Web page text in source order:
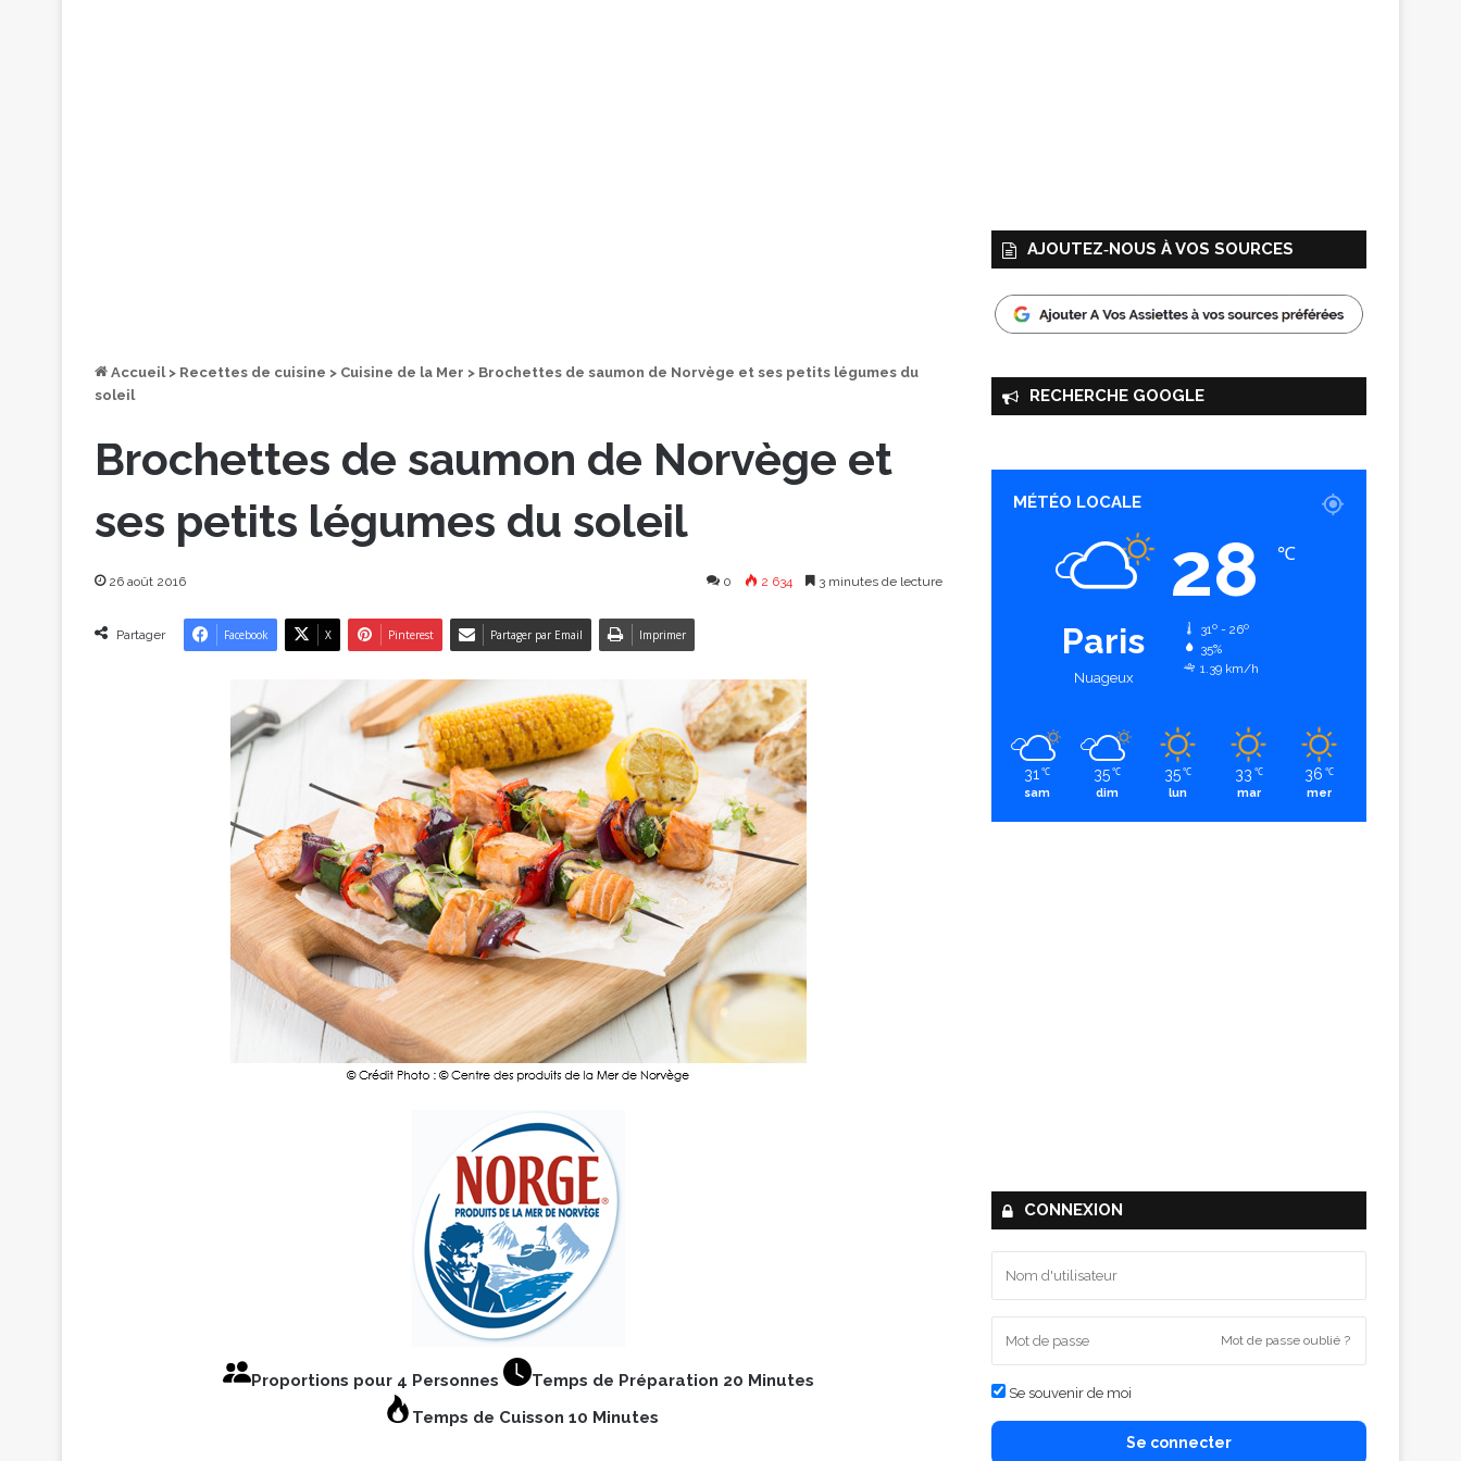
Accueil > Recettes de cuisine > Cuisine de la Mer > Brochettes de saumon de Norvège et ses petits légumes du
soleil
Brochettes de saumon de Norvège et
ses petits légumes du soleil
26 août 2016 0 2 634 3 minutes de lecture
Partager Facebook X Pinterest Partager par Email Imprimer
Proportions pour 4 Personnes
Temps de Préparation 20 Minutes
Temps de Cuisson 10 Minutes
AJOUTEZ‑NOUS À VOS SOURCES
RECHERCHE GOOGLE
MÉTÉO LOCALE
Paris
Nuageux
28 ℃
31º - 26º
35%
1.39 km/h
31 ℃
sam
35 ℃
dim
35 ℃
lun
33 ℃
mar
36 ℃
mer
CONNEXION
Mot de passe oublié ?
Se souvenir de moi
Se connecter